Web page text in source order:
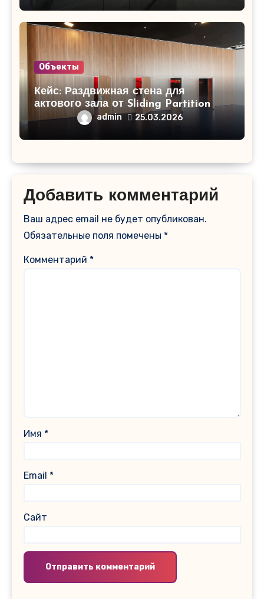
Объекты
Кейс: Раздвижная стена для
актового зала от Sliding Partition
admin 25.03.2026
Добавить комментарий
Ваш адрес email не будет опубликован.
Обязательные поля помечены *
Комментарий *
Имя *
Email *
Сайт